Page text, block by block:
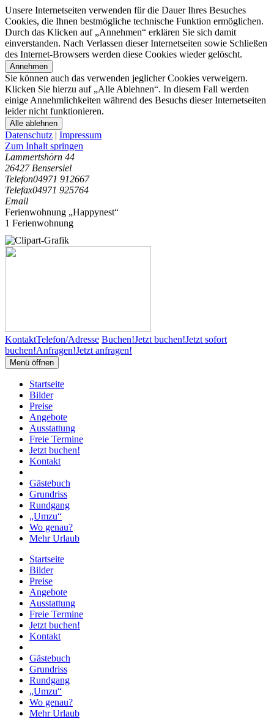
Unsere Internetseiten verwenden für die Dauer Ihres Besuches
Cookies, die Ihnen bestmögliche technische Funktion ermöglichen.
Durch das Klicken auf „Annehmen“ erklären Sie sich damit
einverstanden. Nach Verlassen dieser Internetseiten sowie Schließen
des Internet-Browsers werden diese Cookies wieder gelöscht.
Annehmen
Sie können auch das verwenden jeglicher Cookies verweigern.
Klicken Sie hierzu auf „Alle Ablehnen“. In diesem Fall werden
einige Annehmlichkeiten während des Besuchs dieser Internetseiten
leider nicht funktionieren.
Alle ablehnen
Datenschutz | Impressum
Zum Inhalt springen
Lammertshörn 44
26427 Bensersiel
Telefon04971 912667
Telefax04971 925764
Email
Ferienwohnung „Happynest“
1 Ferienwohnung
KontaktTelefon/Adresse Buchen!Jetzt buchen!Jetzt sofort
buchen!Anfragen!Jetzt anfragen!
Menü öffnen
Startseite
Bilder
Preise
Angebote
Ausstattung
Freie Termine
Jetzt buchen!
Kontakt
Gästebuch
Grundriss
Rundgang
„Umzu“
Wo genau?
Mehr Urlaub
Startseite
Bilder
Preise
Angebote
Ausstattung
Freie Termine
Jetzt buchen!
Kontakt
Gästebuch
Grundriss
Rundgang
„Umzu“
Wo genau?
Mehr Urlaub